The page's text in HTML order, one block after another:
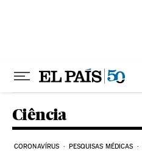
Ciência
CORONAVÍRUS PESQUISAS MÉDICAS